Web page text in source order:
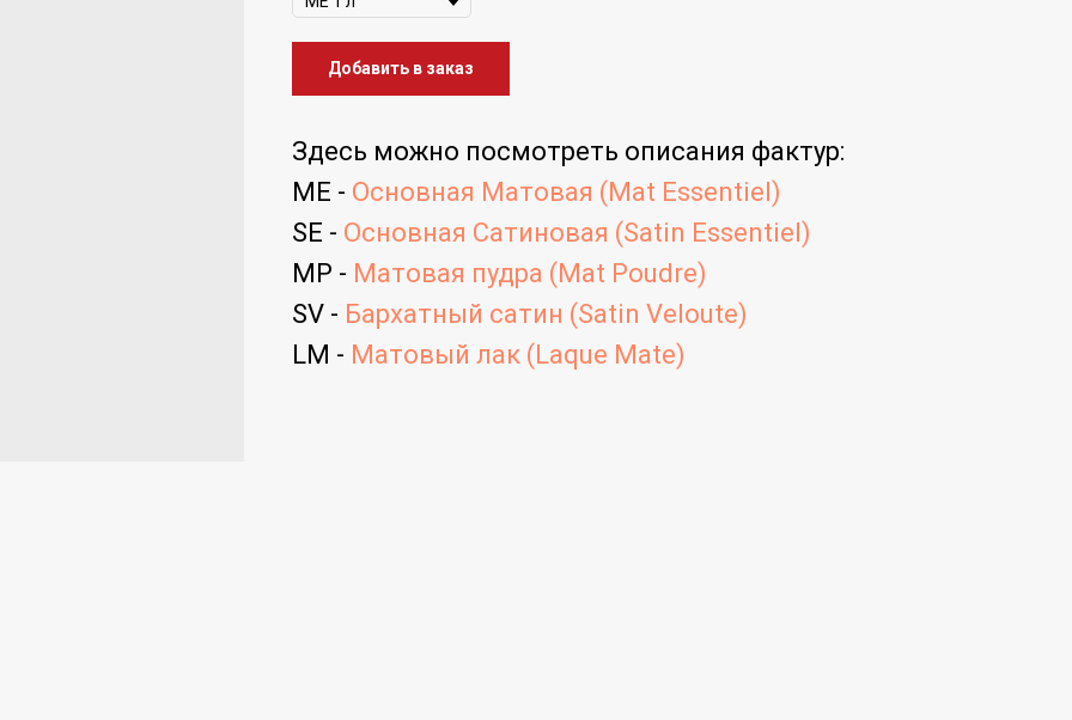
Добавить в заказ
Здесь можно посмотреть описания фактур:
ME - Основная Матовая (Mat Essentiel)
SE - Основная Сатиновая (Satin Essentiel)
MP - Матовая пудра (Mat Poudre)
SV - Бархатный сатин (Satin Veloute)
LM - Матовый лак (Laque Mate)